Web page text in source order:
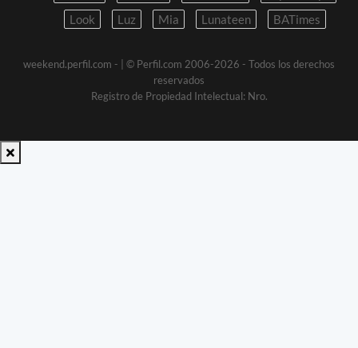
Look
Luz Mia Lunateen BATimes
weekend.perfil.com -
| © Perfil.com 2006-2026 - Todos los derechos
reservados
Registro de Propiedad Intelectual: Nro.